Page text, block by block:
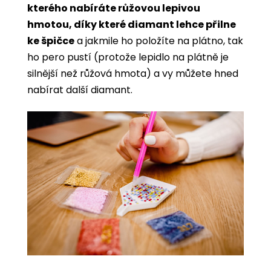
kterého nabíráte růžovou lepivou
hmotou, díky které diamant lehce přilne
ke špičcea jakmile ho položíte na plátno, tak
ho pero pustí (protože lepidlo na plátně je
silnější než růžová hmota) a vy můžete hned
nabírat další diamant.